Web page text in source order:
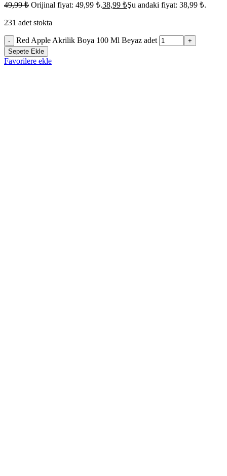
49,99₺ Orijinal fiyat: 49,99 ₺.38,99 ₺Şu andaki fiyat: 38,99 ₺.
231 adet stokta
- Red Apple Akrilik Boya 100 Ml Beyaz adet
+
Sepete Ekle
Favorilere ekle